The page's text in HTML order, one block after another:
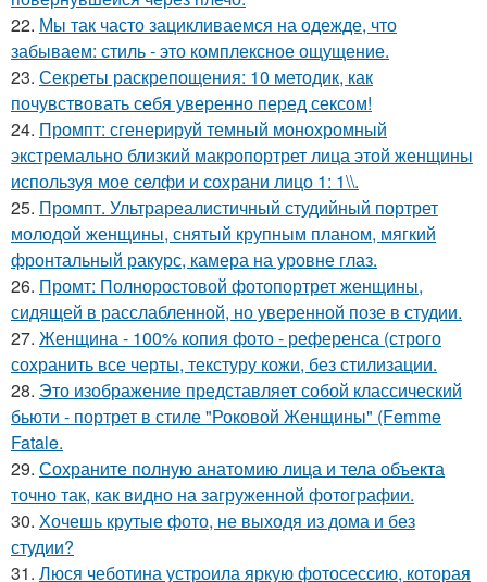
22. Мы так часто зацикливаемся на одежде, что
забываем: стиль - это комплексное ощущение.
23. Секреты раскрепощения: 10 методик, как
почувствовать себя уверенно перед сексом!
24. Промпт: сгенерируй темный монохромный
экстремально близкий макропортрет лица этой женщины
используя мое селфи и сохрани лицо 1: 1\\.
25. Промпт. Ультрареалистичный студийный портрет
молодой женщины, снятый крупным планом, мягкий
фронтальный ракурс, камера на уровне глаз.
26. Промт: Полноростовой фотопортрет женщины,
сидящей в расслабленной, но уверенной позе в студии.
27. Женщина - 100% копия фото - референса (строго
сохранить все черты, текстуру кожи, без стилизации.
28. Это изображение представляет собой классический
бьюти - портрет в стиле "Роковой Женщины" (Femme
Fatale.
29. Сохраните полную анатомию лица и тела объекта
точно так, как видно на загруженной фотографии.
30. Хочешь крутые фото, не выходя из дома и без
студии?
31. Люся чеботина устроила яркую фотосессию, которая